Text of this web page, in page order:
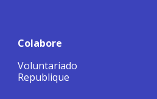
Colabore
Voluntariado
Republique